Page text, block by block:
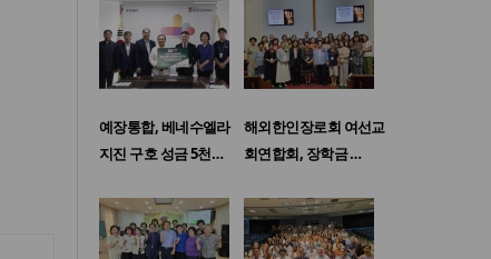
예장통합, 베네수엘라
지진 구호 성금 5천…
해외한인장로회 여선교
회연합회, 장학금 …